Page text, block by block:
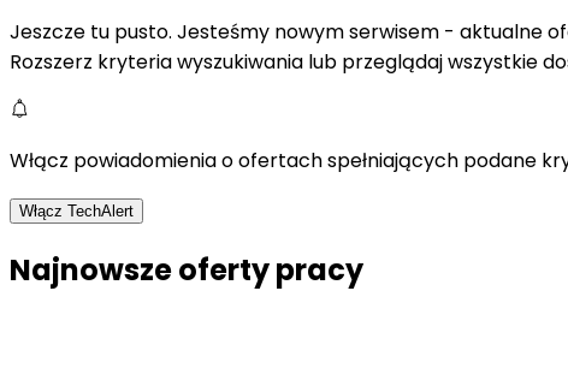
Jeszcze tu pusto. Jesteśmy nowym serwisem - aktualne
Rozszerz kryteria wyszukiwania lub przeglądaj wszystkie
Włącz powiadomienia o ofertach spełniających podane
Włącz TechAlert
Najnowsze oferty pracy